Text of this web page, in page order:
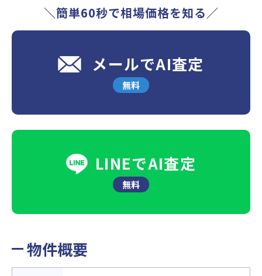
＼簡単60秒で相場価格を知る／
メールでAI査定
無料
LINEでAI査定
無料
物件概要